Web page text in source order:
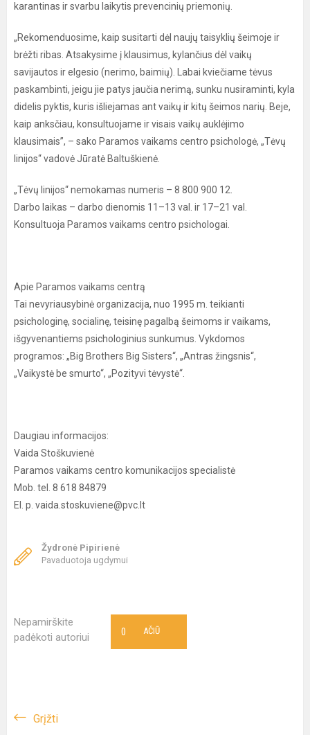
karantinas ir svarbu laikytis prevencinių priemonių.
„Rekomenduosime, kaip susitarti dėl naujų taisyklių šeimoje ir
brėžti ribas. Atsakysime į klausimus, kylančius dėl vaikų
savijautos ir elgesio (nerimo, baimių). Labai kviečiame tėvus
paskambinti, jeigu jie patys jaučia nerimą, sunku nusiraminti, kyla
didelis pyktis, kuris išliejamas ant vaikų ir kitų šeimos narių. Beje,
kaip anksčiau, konsultuojame ir visais vaikų auklėjimo
klausimais”, – sako Paramos vaikams centro psichologė, „Tėvų
linijos“ vadovė Jūratė Baltuškienė.
„Tėvų linijos“ nemokamas numeris – 8 800 900 12.
Darbo laikas – darbo dienomis 11–13 val. ir 17–21 val.
Konsultuoja Paramos vaikams centro psichologai.
Apie Paramos vaikams centrą
Tai nevyriausybinė organizacija, nuo 1995 m. teikianti
psichologinę, socialinę, teisinę pagalbą šeimoms ir vaikams,
išgyvenantiems psichologinius sunkumus. Vykdomos
programos: „Big Brothers Big Sisters“, „Antras žingsnis“,
„Vaikystė be smurto“, „Pozityvi tėvystė“.
Daugiau informacijos:
Vaida Stoškuvienė
Paramos vaikams centro komunikacijos specialistė
Mob. tel. 8 618 84879
El. p. vaida.stoskuviene@pvc.lt
Žydronė Pipirienė
Pavaduotoja ugdymui
Nepamirškite
padėkoti autoriui
AČIŪ
0
Grįžti